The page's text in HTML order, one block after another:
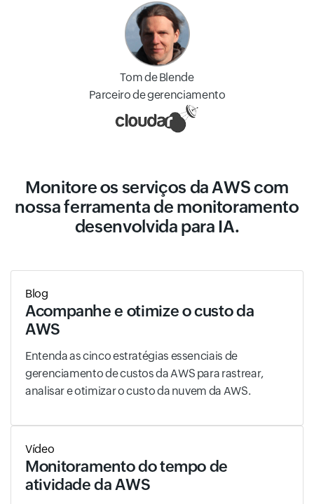
Tom de Blende
Parceiro de gerenciamento
Monitore os serviços da AWS com
nossa ferramenta de monitoramento
desenvolvida para IA.
Blog
Acompanhe e otimize o custo da
AWS
Entenda as cinco estratégias essenciais de
gerenciamento de custos da AWS para rastrear,
analisar e otimizar o custo da nuvem da AWS.
Vídeo
Monitoramento do tempo de
atividade da AWS